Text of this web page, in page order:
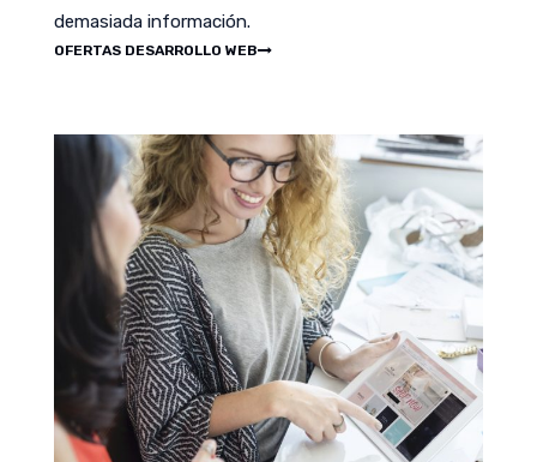
demasiada información.
OFERTAS DESARROLLO WEB